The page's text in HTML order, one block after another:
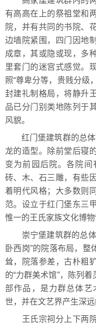
有高高在上的祭祖堂和
院，并有共同的书院、
边墙院紧围，四门因地
成章，其或隐或现，多
里套门的迷宫式感觉。
照“尊卑分等，贵贱分级
封建礼制格局，将静升
品已分门别类地陈列于
风貌。
红门堡建筑群的总体
龙的造型。除前堂后寝
变为前园后院。各院
砖、木、石三雕，有些
着明代风格；大多数则
范。设立于红门堡东三
惟一的王氏家族文化博物
崇宁堡建筑群的总体
卧西岗”的院落布局，整
耸，院落参差，古朴粗
的“力群美术馆”，陈列
部作品，是力群总体艺
世，并在文艺界产生深远
王氏宗祠分上下两院